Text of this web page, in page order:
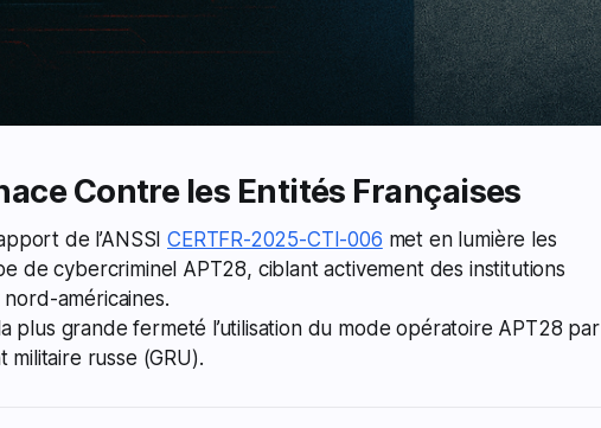
Contre les Entités Françaises
de l’ANSSICERTFR-2025-CTI-006 met en lumière les
de cybercriminel APT28, ciblant activement des institutions
américaines.
plus grande fermeté l’utilisation du mode opératoire APT28 par
russe (GRU).